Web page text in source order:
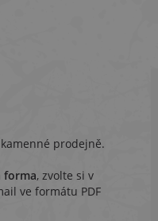
prodejně.
forma, zvolte si v
ve formátu PDF